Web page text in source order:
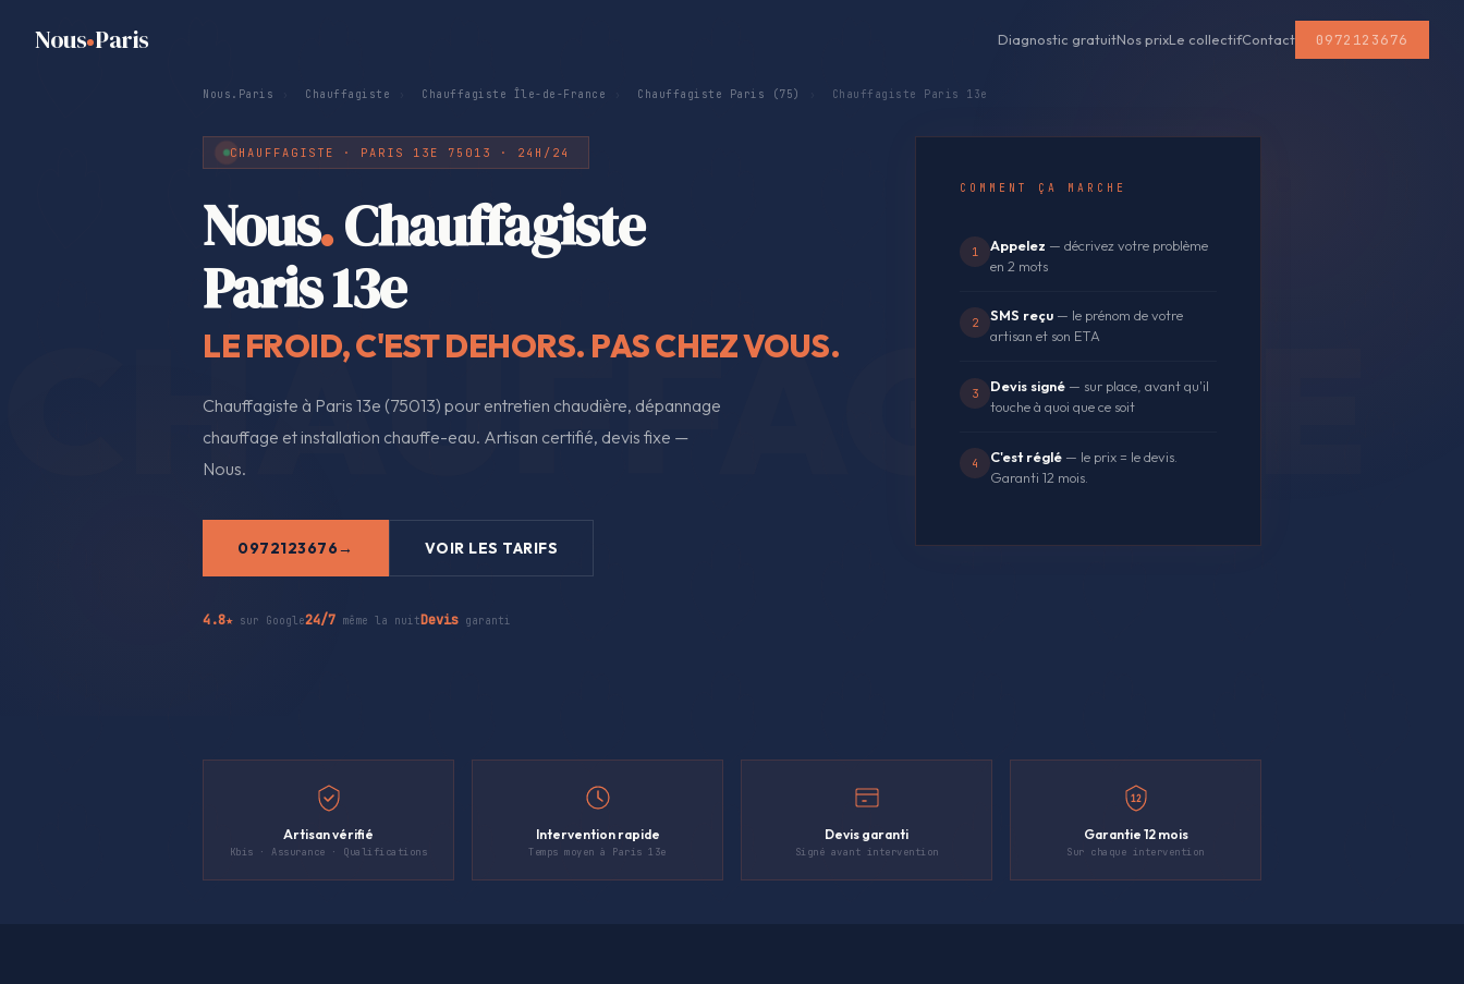
Nous Paris Diagnostic gratuitNos prixLe collectifContact 0972123676
Nous.Paris Chauffagiste Chauffagiste Île-de-France Chauffagiste Paris (75) Chauffagiste Paris 13e
CHAUFFAGISTE · PARIS 13E 75013 · 24H/24
Nous.Chauffagiste
Paris 13e
LE FROID, C'EST DEHORS. PAS CHEZ VOUS.
Chauffagiste à Paris 13e (75013) pour entretien chaudière, dépannage
chauffage et installation chauffe-eau. Artisan certifié, devis fixe —
Nous.
0972123676 VOIR LES TARIFS
4.8★ sur Google24/7 même la nuitDevis garanti
COMMENT ÇA MARCHE
1 Appelez — décrivez votre problème
en 2 mots
2 SMS reçu — le prénom de votre
artisan et son ETA
3 Devis signé — sur place, avant qu'il
touche à quoi que ce soit
4 C'est réglé — le prix = le devis.
Garanti 12 mois.
Artisan vérifié
Kbis · Assurance · Qualifications
Intervention rapide
Temps moyen à Paris 13e
Devis garanti
Signé avant intervention
12
Garantie 12 mois
Sur chaque intervention